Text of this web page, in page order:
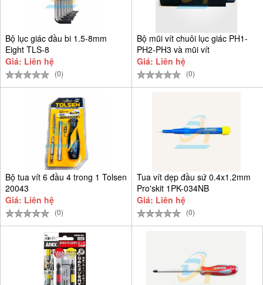
Bộ lục giác đầu bi 1.5-8mm
Eight TLS-8
Giá: Liên hệ
(0)
Bộ mũi vít chuôi lục giác PH1-
PH2-PH3 và mũi vít
Giá: Liên hệ
(0)
Bộ tua vít 6 đầu 4 trong 1 Tolsen
20043
Giá: Liên hệ
(0)
Tua vít dẹp đầu sứ 0.4x1.2mm
Pro'skit 1PK-034NB
Giá: Liên hệ
(0)